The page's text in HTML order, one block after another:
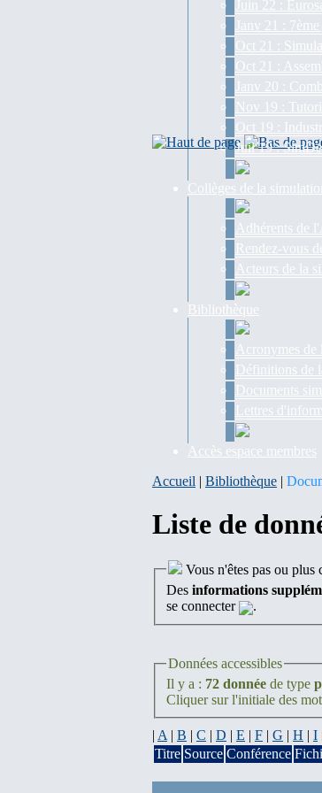
Juin 22 :
Janv 21 :
Oct 21 :
Oct 21 :
Janv 20 :
Nov 19 :
Oct 19 :
Juil 19 :
Collèges de la
Adhérents de
Rendez-vous
Acteurs de la
Bibliothèque
Acronymes de
Définitions de
Documents
Lettres
Accès espace membres
Accueil | Bibliothèque |
Liste de
Vous n'êtes pas ou plus
Des informations
se connecter
.
Données accessibles
Il y a : 72 donnée de type
Cliquer sur l'initiale des
| A | B | C | D | E | F | G | H | I
Titre Source Conférence